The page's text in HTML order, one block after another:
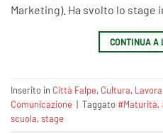
Marketing). Ha svolto lo stage
CONTINUA A
Inserito in Città Falpe, Cultura,
Comunicazione | Taggato #Maturità,
scuola,stage